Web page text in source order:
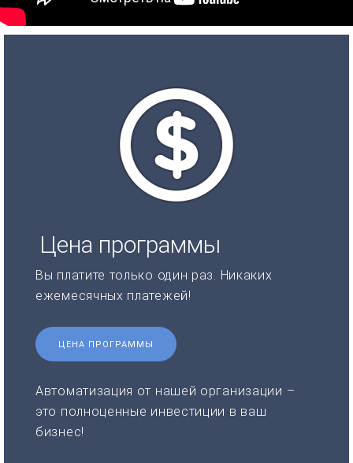
Цена программы
Вы платите только один раз. Никаких
ежемесячных платежей!
ЦЕНА ПРОГРАММЫ
Автоматизация от нашей организации –
это полноценные инвестиции в ваш
бизнес!